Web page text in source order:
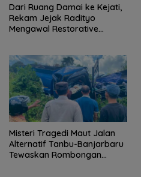
Dari Ruang Damai ke Kejati,
Rekam Jejak Radityo
Mengawal Restorative
Misteri Tragedi Maut Jalan
Alternatif Tanbu-Banjarbaru
Tewaskan Rombongan